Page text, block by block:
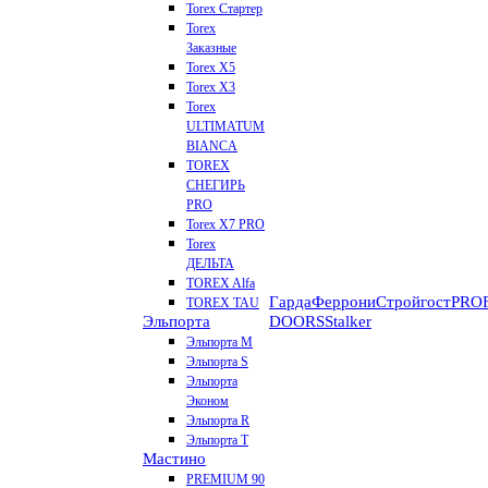
Torex Стартер
Torex
Заказные
Torex Х5
Torex Х3
Torex
ULTIMATUM
BIANCA
TOREX
СНЕГИРЬ
PRO
Torex X7 PRO
Torex
ДЕЛЬТА
TOREX Alfa
TOREX TAU
Эльпорта
Эльпорта M
Эльпорта S
Эльпорта
Эконом
Эльпорта R
Эльпорта Т
Мастино
PREMIUM 90
ГардаФеррониСтройгост
DOORSStalker